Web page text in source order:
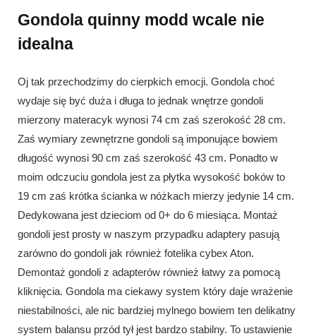
Gondola quinny modd wcale nie
idealna
Oj tak przechodzimy do cierpkich emocji. Gondola choć
wydaje się być duża i długa to jednak wnętrze gondoli
mierzony materacyk wynosi 74 cm zaś szerokość 28 cm.
Zaś wymiary zewnętrzne gondoli są imponujące bowiem
długość wynosi 90 cm zaś szerokość 43 cm. Ponadto w
moim odczuciu gondola jest za płytka wysokość boków to
19 cm zaś krótka ścianka w nóżkach mierzy jedynie 14 cm.
Dedykowana jest dzieciom od 0+ do 6 miesiąca. Montaż
gondoli jest prosty w naszym przypadku adaptery pasują
zarówno do gondoli jak również fotelika cybex Aton.
Demontaż gondoli z adapterów również łatwy za pomocą
kliknięcia. Gondola ma ciekawy system który daje wrażenie
niestabilności, ale nic bardziej mylnego bowiem ten delikatny
system balansu przód tył jest bardzo stabilny. To ustawienie